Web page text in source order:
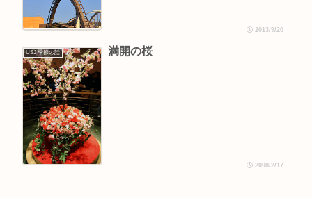
2013/9/20
USJ 季節の話 満開の桜
2008/2/17